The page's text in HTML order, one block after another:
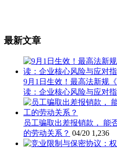
最新文章
9月1日生效！最高法新规
读：企业核心风险与应对
员工骗取出差报销款， 能
的劳动关系？ 04/20 1,236